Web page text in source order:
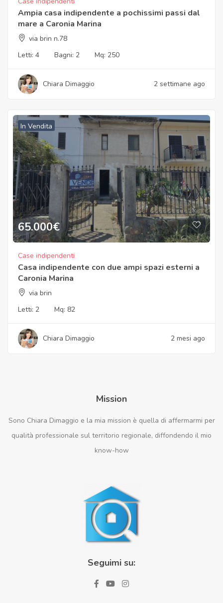
Ampia casa indipendente a pochissimi passi dal
mare a Caronia Marina
via brin n.78
Letti: 4 Bagni: 2 Mq: 250
Chiara Dimaggio 2 settimane ago
In Vendita
65.000€
Case indipendenti
Casa indipendente con due ampi spazi esterni a
Caronia Marina
via brin
Letti: 2 Mq: 82
Chiara Dimaggio 2 mesi ago
Mission
Sono Chiara Dimaggio e la mia mission è quella di affermarmi per
qualità professionale sul territorio regionale, diffondendo il mio
know-how
Seguimi su: